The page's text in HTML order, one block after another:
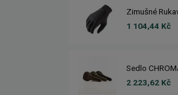
Zimušné
1 104,44 Kč
Sedlo
2 223,62 Kč